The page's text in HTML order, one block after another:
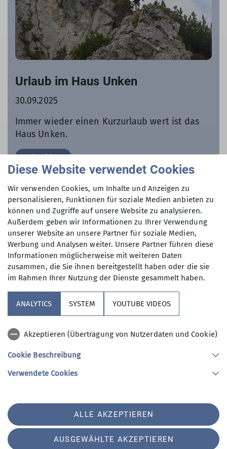
Urlaub im Haus Unken
30.09.2025
Immer wieder einen Kurzurlaub wert ist das
Haus Unken.
mehr erfahren
Aktuelles
Nützliches
84140 Gangkofen
Telefon +491706359720
Diese Website verwendet Cookies
Wir verwenden Cookies, um Inhalte und Anzeigen zu
personalisieren, Funktionen für soziale Medien anbieten zu
können und Zugriffe auf unsere Website zu analysieren.
Außerdem geben wir Informationen zu Ihrer Verwendung
unserer Website an unsere Partner für soziale Medien,
Werbung und Analysen weiter. Unsere Partner führen diese
Informationen möglicherweise mit weiteren Daten
zusammen, die Sie ihnen bereitgestellt haben oder die sie
im Rahmen Ihrer Nutzung der Dienste gesammelt haben.
ANALYTICS SYSTEM YOUTUBE VIDEOS
Akzeptieren (Übertragung von Nutzerdaten und Cookie)
Cookie Beschreibung
Verwendete Cookies
ALLE AKZEPTIEREN
AUSGEWÄHLTE AKZEPTIEREN